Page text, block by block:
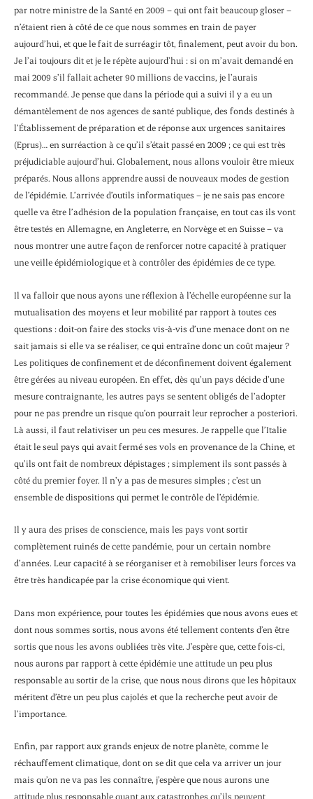
par notre ministre de la Santé en 2009 – qui ont fait beaucoup gloser –
n’étaient rien à côté de ce que nous sommes en train de payer
aujourd’hui, et que le fait de surréagir tôt, finalement, peut avoir du bon.
Je l’ai toujours dit et je le répète aujourd’hui : si on m’avait demandé en
mai 2009 s’il fallait acheter 90 millions de vaccins, je l’aurais
recommandé. Je pense que dans la période qui a suivi il y a eu un
démantèlement de nos agences de santé publique, des fonds destinés à
l’Établissement de préparation et de réponse aux urgences sanitaires
(Eprus)… en surréaction à ce qu’il s’était passé en 2009 ; ce qui est très
préjudiciable aujourd’hui. Globalement, nous allons vouloir être mieux
préparés. Nous allons apprendre aussi de nouveaux modes de gestion
de l’épidémie. L’arrivée d’outils informatiques – je ne sais pas encore
quelle va être l’adhésion de la population française, en tout cas ils vont
être testés en Allemagne, en Angleterre, en Norvège et en Suisse – va
nous montrer une autre façon de renforcer notre capacité à pratiquer
une veille épidémiologique et à contrôler des épidémies de ce type.
Il va falloir que nous ayons une réflexion à l’échelle européenne sur la
mutualisation des moyens et leur mobilité par rapport à toutes ces
questions : doit-on faire des stocks vis-à-vis d’une menace dont on ne
sait jamais si elle va se réaliser, ce qui entraîne donc un coût majeur ?
Les politiques de confinement et de déconfinement doivent également
être gérées au niveau européen. En effet, dès qu’un pays décide d’une
mesure contraignante, les autres pays se sentent obligés de l’adopter
pour ne pas prendre un risque qu’on pourrait leur reprocher a posteriori.
Là aussi, il faut relativiser un peu ces mesures. Je rappelle que l’Italie
était le seul pays qui avait fermé ses vols en provenance de la Chine, et
qu’ils ont fait de nombreux dépistages ; simplement ils sont passés à
côté du premier foyer. Il n’y a pas de mesures simples ; c’est un
ensemble de dispositions qui permet le contrôle de l’épidémie.
Il y aura des prises de conscience, mais les pays vont sortir
complètement ruinés de cette pandémie, pour un certain nombre
d’années. Leur capacité à se réorganiser et à remobiliser leurs forces va
être très handicapée par la crise économique qui vient.
Dans mon expérience, pour toutes les épidémies que nous avons eues et
dont nous sommes sortis, nous avons été tellement contents d’en être
sortis que nous les avons oubliées très vite. J’espère que, cette fois-ci,
nous aurons par rapport à cette épidémie une attitude un peu plus
responsable au sortir de la crise, que nous nous dirons que les hôpitaux
méritent d’être un peu plus cajolés et que la recherche peut avoir de
l’importance.
Enfin, par rapport aux grands enjeux de notre planète, comme le
réchauffement climatique, dont on se dit que cela va arriver un jour
mais qu’on ne va pas les connaître, j’espère que nous aurons une
attitude plus responsable quant aux catastrophes qu’ils peuvent